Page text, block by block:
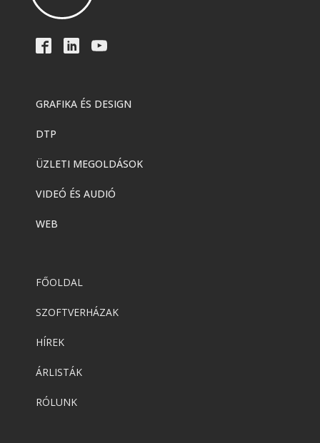
GRAFIKA ÉS DESIGN
DTP
ÜZLETI MEGOLDÁSOK
VIDEÓ ÉS AUDIÓ
WEB
FŐOLDAL
SZOFTVERHÁZAK
HÍREK
ÁRLISTÁK
RÓLUNK